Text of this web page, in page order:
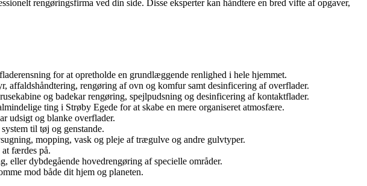
rengøringsfirma ved din side. Disse eksperter kan håndtere en bred vifte af opgaver,
for at opretholde en grundlæggende renlighed i hele hjemmet.
rengøring af ovn og komfur samt desinficering af overflader.
og badekar rengøring, spejlpudsning og desinficering af kontaktflader.
ting i Strøby Egede for at skabe en mere organiseret atmosfære.
udsigt og blanke overflader.
til tøj og genstande.
mopping, vask og pleje af trægulve og andre gulvtyper.
færdes på.
eller dybdegående hovedrengøring af specielle områder.
mod både dit hjem og planeten.